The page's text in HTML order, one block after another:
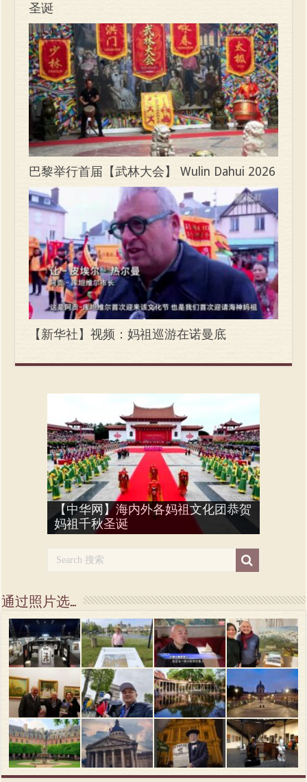
圣诞
巴黎举行首届【武林大会】 Wulin Dahui 2026
【新华社】视频：妈祖巡游在诺曼底
【中华网】海内外各妈祖文化团恭贺
妈祖千秋圣诞
巴黎举行首届【武林大会】 Wulin Dahui
2026
【新华社】视频：妈祖巡游在诺曼底
【新华社】妈祖巡游在诺曼底
【法国妈祖文化联谊会】参加马年春
节华人嘉年华游街
妈祖圣像抵达法国巴黎妈祖庙
蔡平配与法国艺术家们走进福建福鼎
Artistes des Indépendants à FuDing (Thé blanc)
庆祝蔡氏立姓3070周年 la festivité “3070
ans” du CAI
巴黎福建社团【妈祖文化展示】参加
蛇年春节嘉年华
巴黎福建社团参加蛇年春节嘉年
华“炸街” la fête du printemps & le défilé du
Nouvel An Chinois à Paris
蔡平配 参加“中国春节书画展” 2025
Exposition de calligraphie chinoise à Bussy
蔡平配 参加巴黎侨团“送春联”活动
Calligraphie Rallye pour le Nouvel An Serpent
通过照片选…